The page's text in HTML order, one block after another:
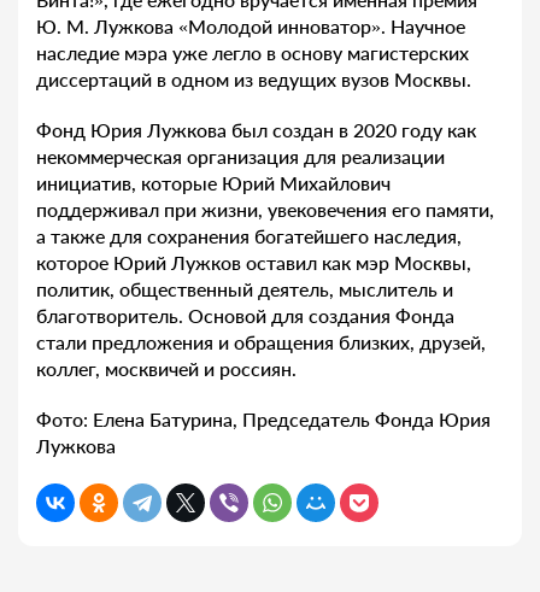
Ю. М. Лужкова «Молодой инноватор». Научное
наследие мэра уже легло в основу магистерских
диссертаций в одном из ведущих вузов Москвы.
Фонд Юрия Лужкова был создан в 2020 году как
некоммерческая организация для реализации
инициатив, которые Юрий Михайлович
поддерживал при жизни, увековечения его памяти,
а также для сохранения богатейшего наследия,
которое Юрий Лужков оставил как мэр Москвы,
политик, общественный деятель, мыслитель и
благотворитель. Основой для создания Фонда
стали предложения и обращения близких, друзей,
коллег, москвичей и россиян.
Фото: Елена Батурина, Председатель Фонда Юрия
Лужкова